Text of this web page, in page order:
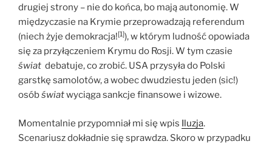
drugiej strony – nie do końca, bo mają autonomię. W
międzyczasie na Krymie przeprowadzają referendum
(niech żyje demokracja![1]), w którym ludność opowiada
się za przyłączeniem Krymu do Rosji. W tym czasie
świat debatuje, co zrobić. USA przysyła do Polski
garstkę samolotów, a wobec dwudziestu jeden (sic!)
osóbświatwyciąga sankcje finansowe i wizowe.
Momentalnie przypomniał mi się wpis Iluzja.
Scenariusz dokładnie się sprawdza. Skoro w przypadku